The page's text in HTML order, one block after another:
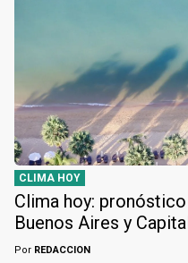
CLIMA HOY
Clima hoy:
Buenos Aires y
Por REDACCION